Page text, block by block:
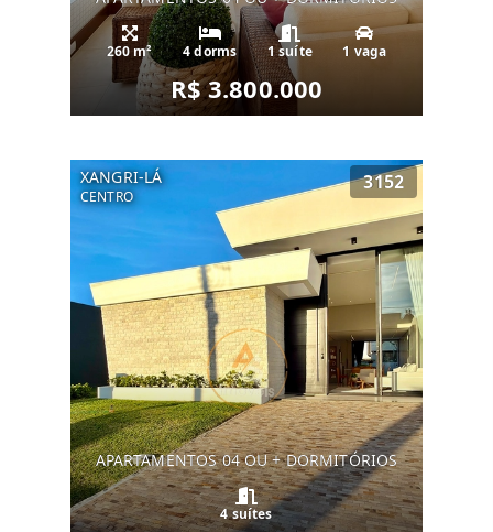
260 m² 4 dorms 1 suíte 1 vaga
R$ 3.800.000
XANGRI-LÁ
CENTRO
3152
APARTAMENTOS 04 OU + DORMITÓRIOS
4 suítes